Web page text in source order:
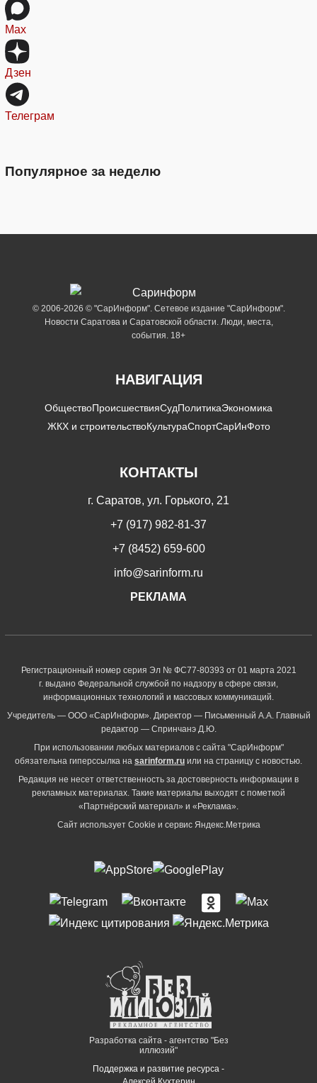
Max
Дзен
Телеграм
Популярное за неделю
© 2006-2026 © "СарИнформ". Сетевое издание "СарИнформ".
Новости Саратова и Саратовской области. Люди, места,
события. 18+
НАВИГАЦИЯ
ОбществоПроисшествияСудПолитикаЭкономика
ЖКХ и строительствоКультураСпортСарИнФото
КОНТАКТЫ
г. Саратов, ул. Горького, 21
+7 (917) 982-81-37
+7 (8452) 659-600
info@sarinform.ru
РЕКЛАМА
Регистрационный номер серия Эл № ФС77-80393 от 01 марта 2021
г. выдано Федеральной службой по надзору в сфере связи,
информационных технологий и массовых коммуникаций.
Учредитель — ООО «СарИнформ». Директор — Письменный А.А. Главный
редактор — Спринчанэ Д.Ю.
При использовании любых материалов с сайта "СарИнформ"
обязательна гиперссылка на sarinform.ru или на страницу с новостью.
Редакция не несет ответственность за достоверность информации в
рекламных материалах. Такие материалы выходят с пометкой
«Партнёрский материал» и «Реклама».
Сайт использует Cookie и сервиc Яндекс.Метрика
Разработка сайта - агентство "Без
иллюзий"
Поддержка и развитие ресурса -